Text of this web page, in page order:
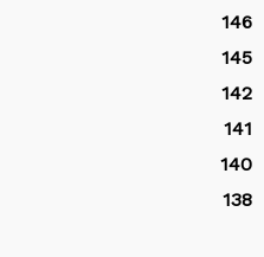
146
145
142
141
140
138